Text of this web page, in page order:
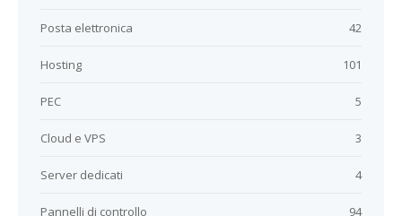
42
Posta elettronica
101
Hosting
5
PEC
3
Cloud e VPS
4
Server dedicati
94
Pannelli di controllo